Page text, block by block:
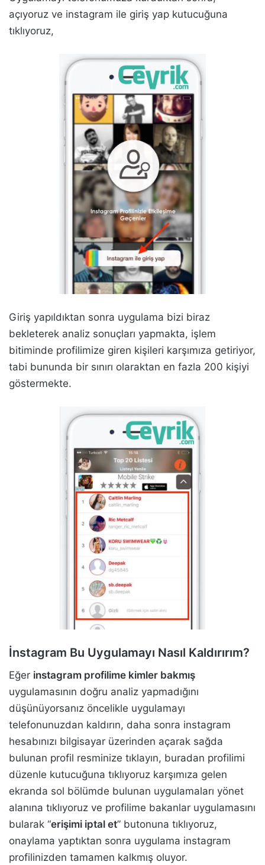
açıyoruz ve instagram ile giriş yap kutucuğuna
tıklıyoruz,
Giriş yapıldıktan sonra uygulama bizi biraz
bekleterek analiz sonuçları yapmakta, işlem
bitiminde profilimize giren kişileri karşımıza getiriyor,
tabi bununda bir sınırı olaraktan en fazla 200 kişiyi
göstermekte.
İnstagram Bu Uygulamayı Nasıl Kaldırırım?
Eğer instagram profilime kimler bakmış
uygulamasının doğru analiz yapmadığını
düşünüyorsanız öncelikle uygulamayı
telefonunuzdan kaldırın, daha sonra instagram
hesabınızı bilgisayar üzerinden açarak sağda
bulunan profil resminize tıklayın, buradan profilimi
düzenle kutucuğuna tıklıyoruz karşımıza gelen
ekranda sol bölümde bulunan uygulamaları yönet
alanına tıklıyoruz ve profilime bakanlar uygulamasını
bularak “erişimi iptal et” butonuna tıklıyoruz,
onaylama yaptıktan sonra uygulama instagram
profilinizden tamamen kalkmış oluyor.